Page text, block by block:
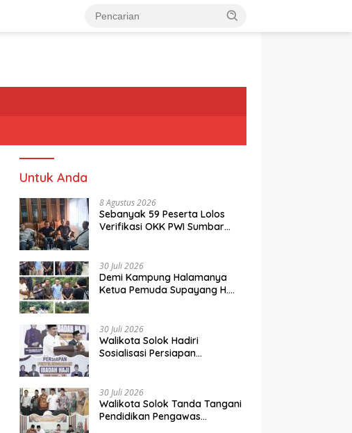
Untuk Anda
8 Agustus 2026
Sebanyak 59 Peserta Lolos
Verifikasi OKK PWI Sumbar
30 Juli 2026
Demi Kampung Halamanya
Ketua Pemuda Supayang H.
Simpang Tabek Menuju
Supayang
30 Juli 2026
Walikota Solok Hadiri
Sosialisasi Persiapan
30 Juli 2026
Walikota Solok Tanda Tangani
Pendidikan Pengawas